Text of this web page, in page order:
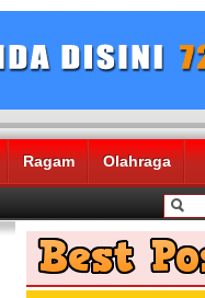
Ragam Olahraga